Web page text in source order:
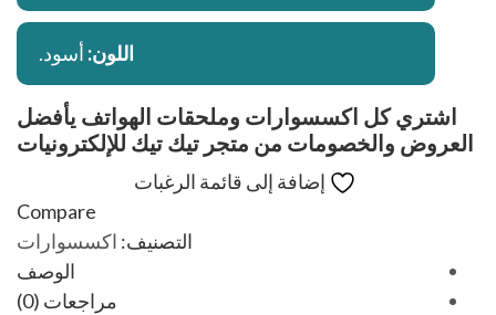
اللون: أسود.
اشتري كل اكسسوارات وملحقات الهواتف يأفضل
العروض والخصومات من متجر تيك تيك للإلكترونيات
إضافة إلى قائمة الرغبات
Compare
التصنيف: اكسسوارات
الوصف
مراجعات (0)